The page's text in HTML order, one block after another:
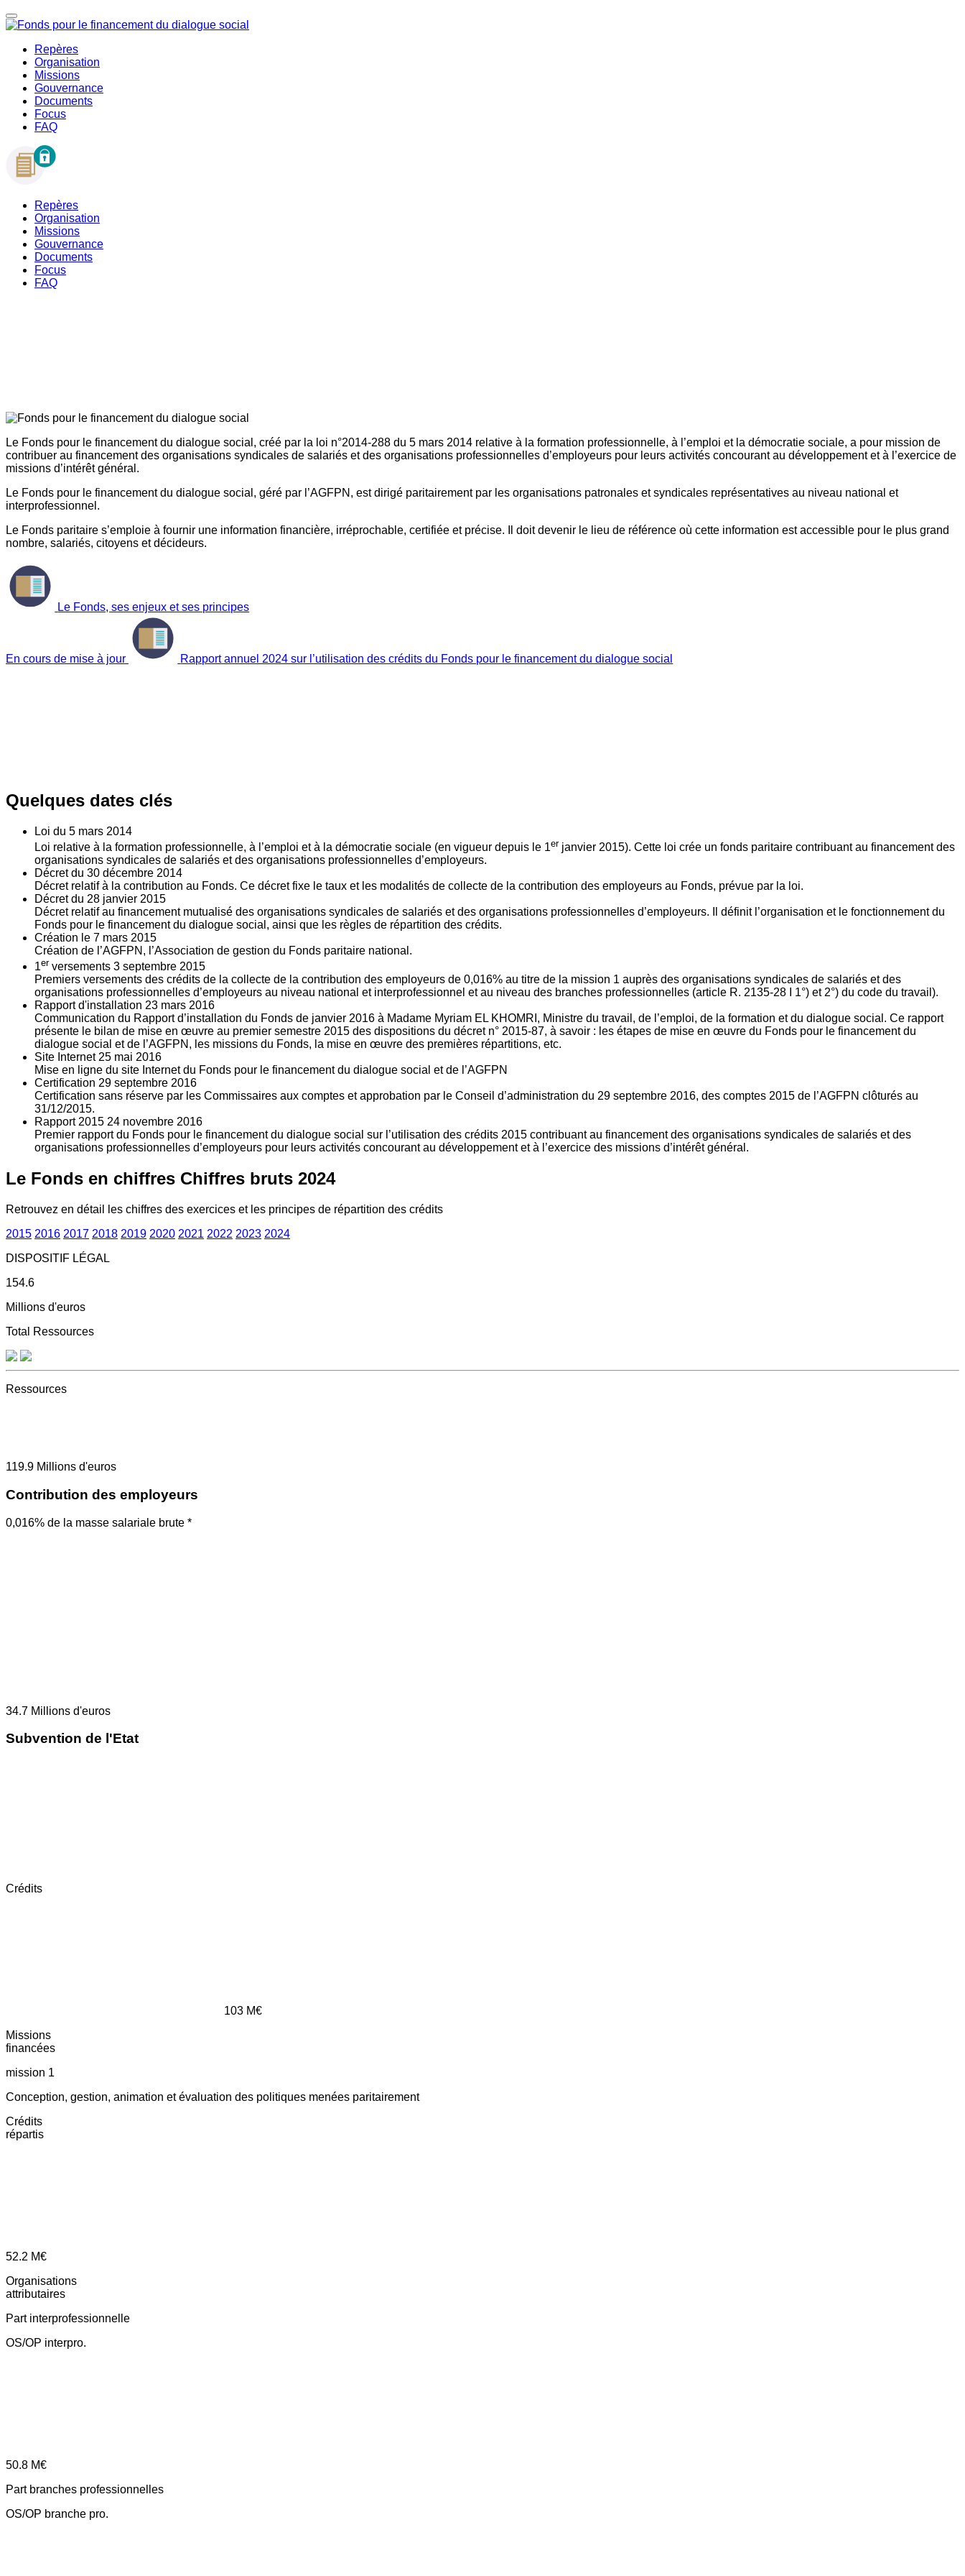
Repères
Organisation
Missions
Gouvernance
Documents
Focus
FAQ
Repères
Organisation
Missions
Gouvernance
Documents
Focus
FAQ
Le Fonds pour le financement du dialogue social, créé par la loi n°2014-288 du 5 mars 2014 relative à la formation professionnelle, à l’emploi et la démocratie sociale, a pour mission de
contribuer au financement des organisations syndicales de salariés et des organisations professionnelles d’employeurs pour leurs activités concourant au développement et à l’exercice de
missions d’intérêt général.
Le Fonds pour le financement du dialogue social, géré par l’AGFPN, est dirigé paritairement par les organisations patronales et syndicales représentatives au niveau national et
interprofessionnel.
Le Fonds paritaire s’emploie à fournir une information financière, irréprochable, certifiée et précise. Il doit devenir le lieu de référence où cette information est accessible pour le plus grand
nombre, salariés, citoyens et décideurs.
Le Fonds, ses enjeux et ses principes
En cours de mise à jour Rapport annuel 2024 sur l’utilisation des crédits du Fonds pour le financement du dialogue social
Quelques dates clés
Loi du 5 mars 2014
Loi relative à la formation professionnelle, à l’emploi et à la démocratie sociale (en vigueur depuis le 1er janvier 2015). Cette loi crée un fonds paritaire contribuant au financement des
organisations syndicales de salariés et des organisations professionnelles d’employeurs.
Décret du 30 décembre 2014
Décret relatif à la contribution au Fonds. Ce décret fixe le taux et les modalités de collecte de la contribution des employeurs au Fonds, prévue par la loi.
Décret du 28 janvier 2015
Décret relatif au financement mutualisé des organisations syndicales de salariés et des organisations professionnelles d’employeurs. Il définit l’organisation et le fonctionnement du
Fonds pour le financement du dialogue social, ainsi que les règles de répartition des crédits.
Création le 7 mars 2015
Création de l’AGFPN, l’Association de gestion du Fonds paritaire national.
1er versements 3 septembre 2015
Premiers versements des crédits de la collecte de la contribution des employeurs de 0,016% au titre de la mission 1 auprès des organisations syndicales de salariés et des
organisations professionnelles d’employeurs au niveau national et interprofessionnel et au niveau des branches professionnelles (article R. 2135‐28 I 1°) et 2°) du code du travail).
Rapport d'installation 23 mars 2016
Communication du Rapport d’installation du Fonds de janvier 2016 à Madame Myriam EL KHOMRI, Ministre du travail, de l’emploi, de la formation et du dialogue social. Ce rapport
présente le bilan de mise en œuvre au premier semestre 2015 des dispositions du décret n° 2015-87, à savoir : les étapes de mise en œuvre du Fonds pour le financement du
dialogue social et de l’AGFPN, les missions du Fonds, la mise en œuvre des premières répartitions, etc.
Site Internet 25 mai 2016
Mise en ligne du site Internet du Fonds pour le financement du dialogue social et de l’AGFPN
Certification 29 septembre 2016
Certification sans réserve par les Commissaires aux comptes et approbation par le Conseil d’administration du 29 septembre 2016, des comptes 2015 de l’AGFPN clôturés au
31/12/2015.
Rapport 2015 24 novembre 2016
Premier rapport du Fonds pour le financement du dialogue social sur l’utilisation des crédits 2015 contribuant au financement des organisations syndicales de salariés et des
organisations professionnelles d’employeurs pour leurs activités concourant au développement et à l’exercice des missions d’intérêt général.
Le Fonds en chiffres Chiffres bruts 2024
Retrouvez en détail les chiffres des exercices et les principes de répartition des crédits
2015 2016 2017 2018 2019 2020 2021 2022 2023 2024
DISPOSITIF LÉGAL
154.6
Millions d'euros
Total Ressources
Ressources
119.9 Millions d'euros
Contribution des employeurs
0,016% de la masse salariale brute *
34.7 Millions d'euros
Subvention de l'Etat
Crédits
103 M€
Missions
financées
mission 1
Conception, gestion, animation et évaluation des politiques menées paritairement
Crédits
répartis
52.2 M€
Organisations
attributaires
Part interprofessionnelle
OS/OP interpro.
50.8 M€
Part branches professionnelles
OS/OP branche pro.